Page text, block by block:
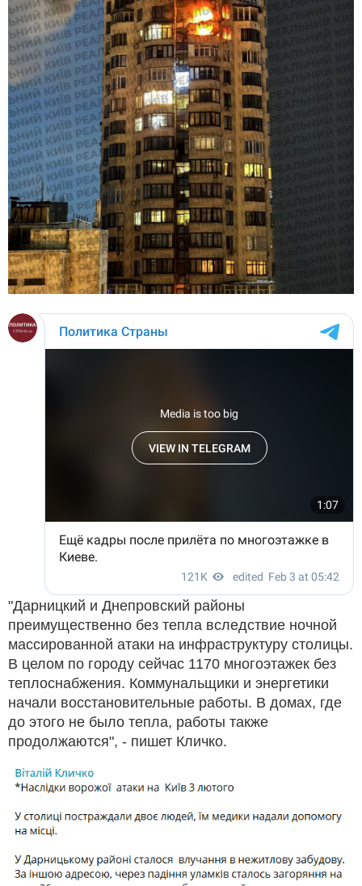
"Дарницкий и Днепровский районы
преимущественно без тепла вследствие ночной
массированной атаки на инфраструктуру столицы.
В целом по городу сейчас 1170 многоэтажек без
теплоснабжения. Коммунальщики и энергетики
начали восстановительные работы. В домах, где
до этого не было тепла, работы также
продолжаются", - пишет Кличко.